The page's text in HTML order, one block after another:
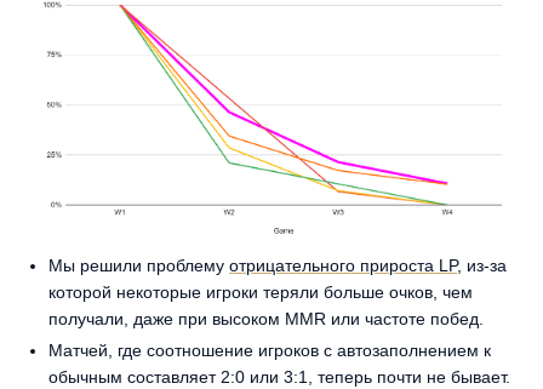
Мы решили проблему отрицательного прироста LP, из-за
которой некоторые игроки теряли больше очков, чем
получали, даже при высоком MMR или частоте побед.
Матчей, где соотношение игроков с автозаполнением к
обычным составляет 2:0 или 3:1, теперь почти не бывает.